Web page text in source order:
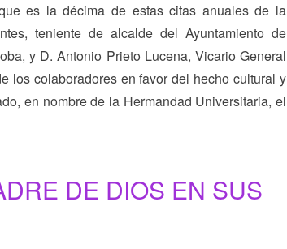
es la décima de estas citas anuales de la
teniente de alcalde del Ayuntamiento de
y D. Antonio Prieto Lucena, Vicario General
los colaboradores en favor del hecho cultural y
en nombre de la Hermandad Universitaria, el
DE DIOS EN SUS